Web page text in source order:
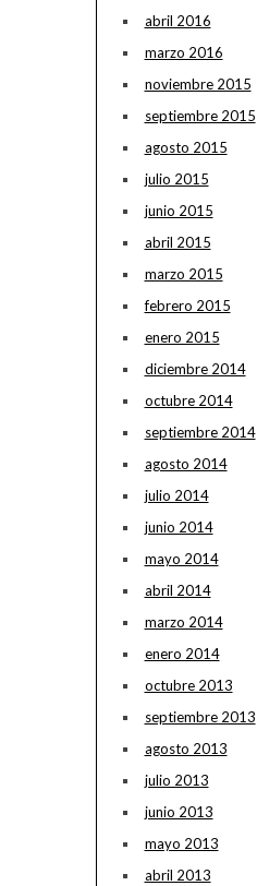
abril 2016
marzo 2016
noviembre 2015
septiembre 2015
agosto 2015
julio 2015
junio 2015
abril 2015
marzo 2015
febrero 2015
enero 2015
diciembre 2014
octubre 2014
septiembre 2014
agosto 2014
julio 2014
junio 2014
mayo 2014
abril 2014
marzo 2014
enero 2014
octubre 2013
septiembre 2013
agosto 2013
julio 2013
junio 2013
mayo 2013
abril 2013